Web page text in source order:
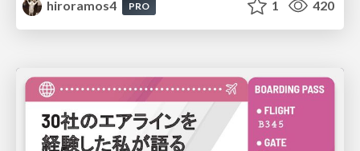
hiroramos4 PRO 1 420